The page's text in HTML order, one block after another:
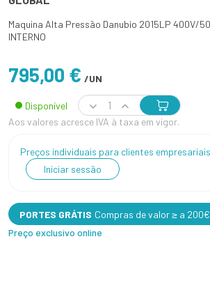
Maquina Alta Pressão Danubio 2015LP 400V/
INTERNO
795,00 € /UN
Disponível
Aos valores acresce IVA à taxa em vigor.
Preços individuais para clientes
Iniciar sessão
PORTES GRÁTIS Compras de valor ≥ a 200€
Preço exclusivo online